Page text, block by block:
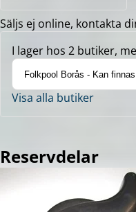
Säljs ej online, kontakta
I lager hos 2 butiker,
Visa alla butiker
Reservdelar